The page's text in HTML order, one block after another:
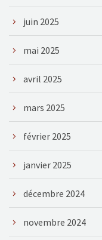
juin 2025
mai 2025
avril 2025
mars 2025
février 2025
janvier 2025
décembre 2024
novembre 2024